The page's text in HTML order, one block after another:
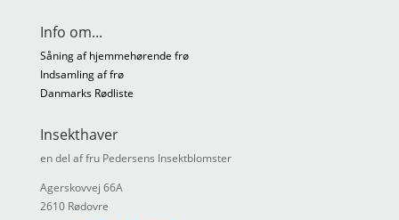
Info om...
Såning af hjemmehørende frø
Indsamling af frø
Danmarks Rødliste
Insekthaver
en del af fru Pedersens Insektblomster
Agerskovvej 66A
2610 Rødovre